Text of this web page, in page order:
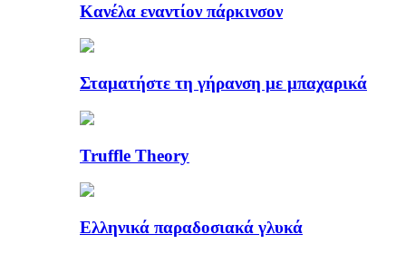
Κανέλα εναντίον πάρκινσον
Σταματήστε τη γήρανση με μπαχαρικά
Truffle Theory
Ελληνικά παραδοσιακά γλυκά